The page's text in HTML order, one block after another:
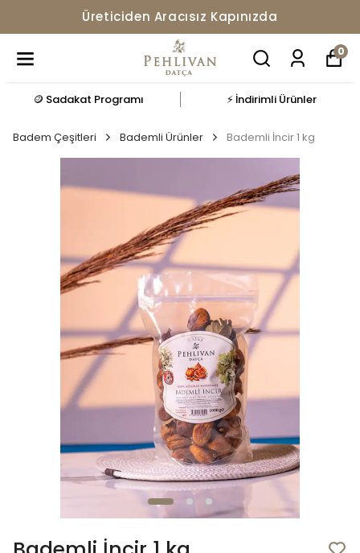
Üreticiden Aracısız Kapınızda
0
🪙 Sadakat Programı ⚡ İndirimli Ürünler
Badem Çeşitleri Bademli Ürünler Bademli İncir 1 kg